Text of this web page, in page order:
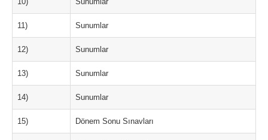
11) Sunumlar
12) Sunumlar
13) Sunumlar
14) Sunumlar
15) Dönem Sonu Sınavları